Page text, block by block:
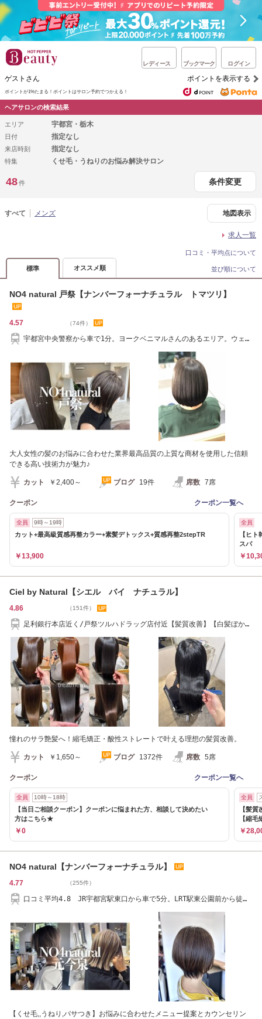
レディース ブックマーク ログイン
ゲストさん ポイントを表示する
ポイントが1%たまる！ ポイントはサロン予約でつかえる！
ヘアサロンの検索結果
エリア 宇都宮・栃木
日付 指定なし
来店時刻 指定なし
特集 くせ毛・うねりのお悩み解決サロン
48件 条件変更
すべて メンズ 地図表示
求人一覧
口コミ・平均点について
標準 オススメ順 並び順について
NO4 natural 戸祭【ナンバーフォーナチュラル トマツリ】
4.57 （74件）
宇都宮中央警察から車で1分。ヨークベニマルさんのあるエリア。ウェル
大人女性の髪のお悩みに合わせた業界最高品質の上質な商材を使用した信頼
できる高い技術力が魅力♪
カット ￥2,400～ ブログ 19件 席数 7席
クーポン クーポン一覧へ
全員 9時～19時
カット+最高級質感再整カラー+素髪デトックス+質感再整2stepTR
￥13,900
全員
【ヒ
スパ
￥
Ciel by Natural【シエル バイ ナチュラル】
4.86 （151件）
足利銀行本店近く/戸祭ツルハドラッグ店付近【髪質改善】【白髪ぼか
憧れのサラ艶髪へ！縮毛矯正・酸性ストレートで叶える理想の髪質改善。
カット ￥1,650～ ブログ 1372件 席数 5席
クーポン クーポン一覧へ
全員 10時～18時
【当日ご相談クーポン】クーポンに悩まれた方、相談して決めたい
方はこちら★
￥0
全員
【髪
【縮毛
￥
NO4 natural【ナンバーフォーナチュラル】
4.77 （255件）
口コミ平均4.8 JR宇都宮駅東口から車で5分。LRT駅東公園前から徒歩
【くせ毛,,うねり,パサつき】お悩みに合わせたメニュー提案とカウンセリン